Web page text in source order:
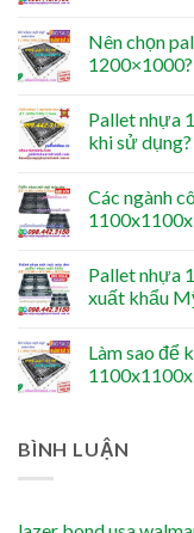
Nên chọn
1200×1000?
Pallet nhựa
khi sử dụng?
Các ngành
Pallet nhựa
xuất khẩu
Làm sao để
BÌNH LUẬN